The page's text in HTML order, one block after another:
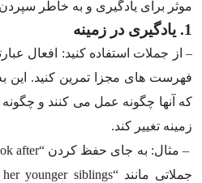
موثر برای یادگیری و به خاطر
1. یادگیری در زمینه
– از جملات استفاده کنید: افعال
فهرست های مجزا تمرین کنید. این
که آنها چگونه عمل می کنند و چگونه
زمینه تغییر کند.
– مثال: به جای حفظ کردن “after
جملاتی مانند “younger siblings